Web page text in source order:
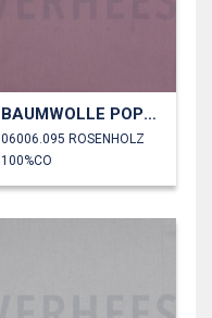
BAUMWOLLE POPELINE
06006.095 ROSENHOLZ
100%CO